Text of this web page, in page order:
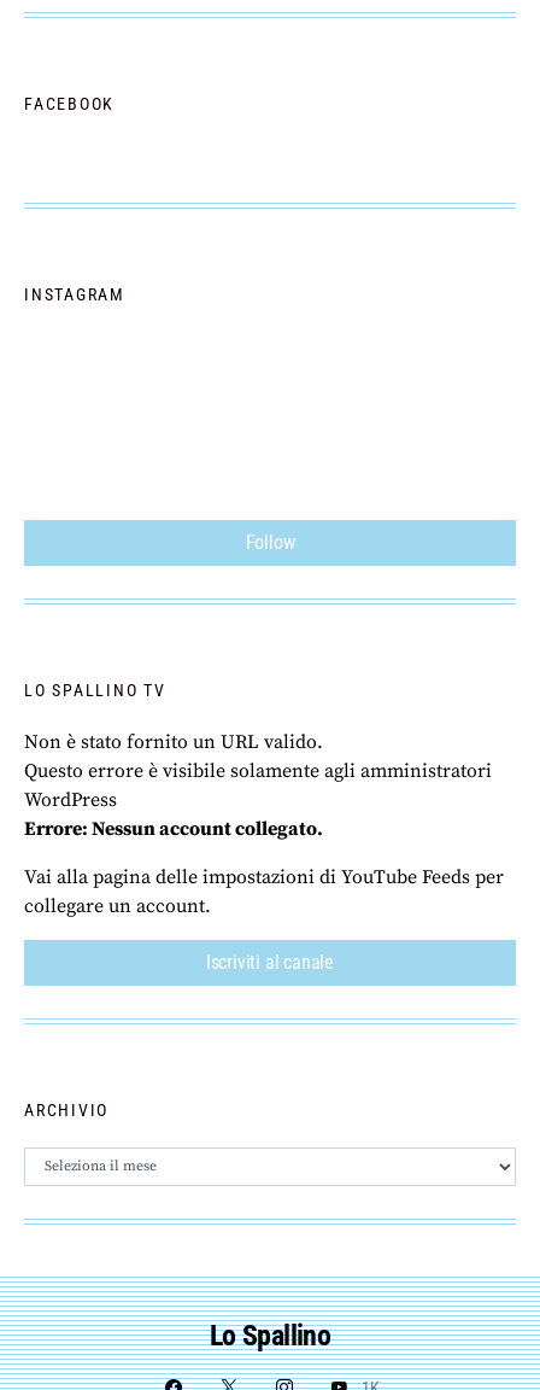
FACEBOOK
INSTAGRAM
Follow
LO SPALLINO TV
Non è stato fornito un URL valido.
Questo errore è visibile solamente agli amministratori
WordPress
Errore: Nessun account collegato.
Vai alla pagina delle impostazioni di YouTube Feeds per
collegare un account.
Iscriviti al canale
ARCHIVIO
Archivio
Lo Spallino